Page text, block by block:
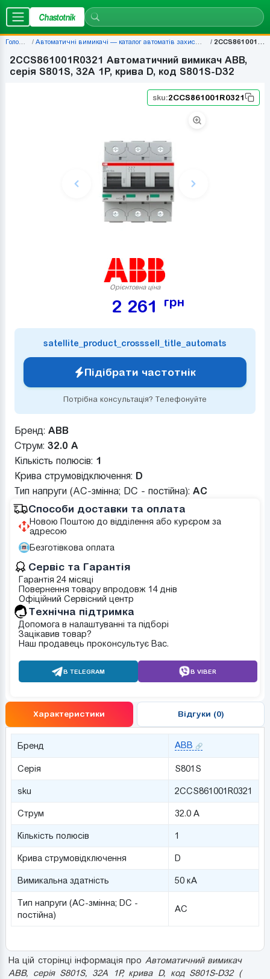
Chastotnik
Головна Автоматичні вимикачі — каталог автоматів захисту | Chastotnik.ua 2CCS861001R0321
2CCS861001R0321 Автоматичний вимикач ABB,
серія S801S, 32А 1P, крива D, код S801S-D32
sku:2CCS861001R0321
Орієнтовна ціна
2 261 грн
satellite_product_crosssell_title_automats
Підібрати частотнік
Потрібна консультація? Телефонуйте
Бренд: ABB
Струм: 32.0 А
Кількість полюсів: 1
Крива струмовідключення: D
Тип напруги (AC-змінна; DC - постійна): AC
Способи доставки та оплата
Новою Поштою до відділення або курєром за
адресою
Безготівкова оплата
Сервіс та Гарантія
Гарантія 24 місяці
Повернення товару впродовж 14 днів
Офіційний Сервісний центр
Tехнічна підтримка
Допомога в налаштуванні та підборі
Зацікавив товар?
Наш продавець проконсультує Вас.
В TELEGRAM В VIBER
Характеристики Відгуки (0)
Бренд ABB
Серія S801S
sku 2CCS861001R0321
Струм 32.0 А
Кількість полюсів 1
Крива струмовідключення D
Вимикальна здатність 50 кА
Тип напруги (AC-змінна; DC -
постійна)
AC
На цій сторінці інформація про Автоматичний вимикач
ABB, серія S801S, 32А 1P, крива D, код S801S-D32 (